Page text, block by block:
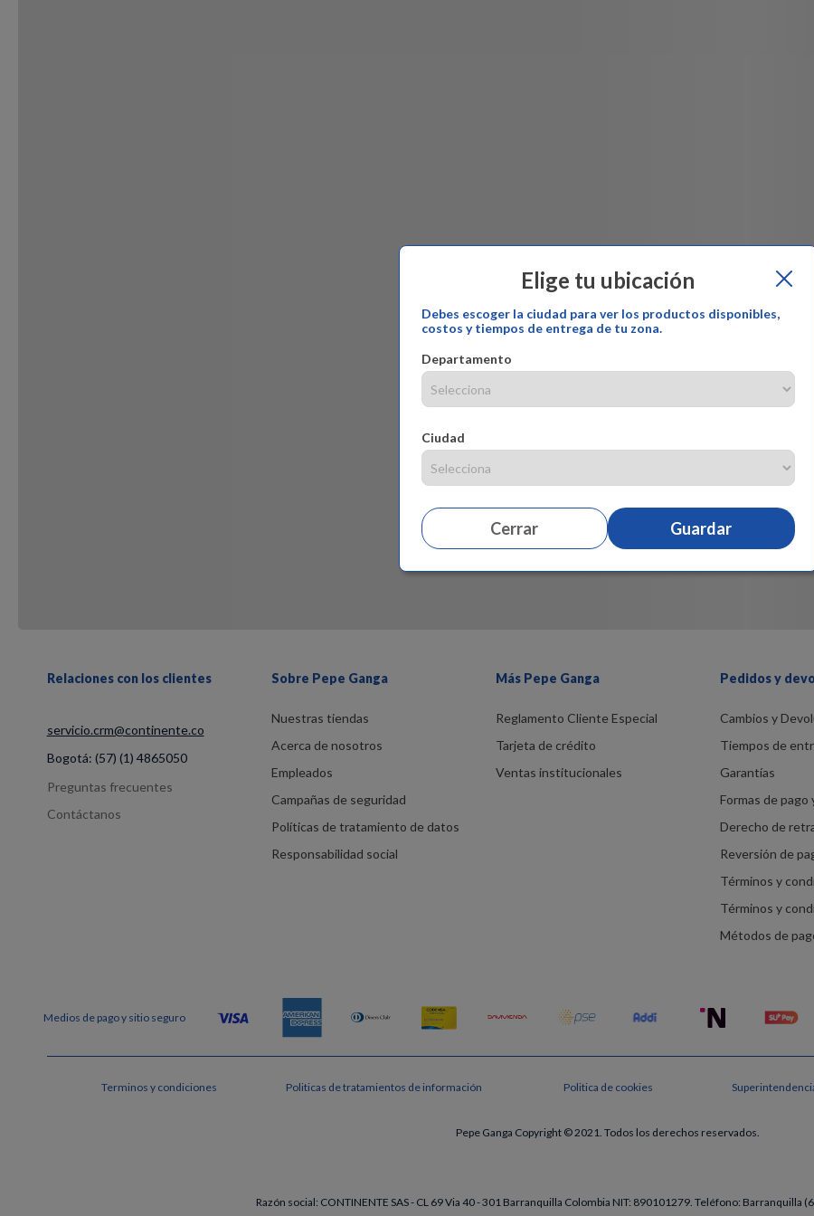
Elige tu ubicación
Debes escoger la ciudad para ver los productos disponibles,
costos y tiempos de entrega de tu zona.
Departamento
Ciudad
Cerrar Guardar
Relaciones con los clientes
servicio.crm@continente.co
Bogotá: (57) (1) 4865050
Preguntas frecuentes
Contáctanos
Sobre Pepe Ganga
Nuestras tiendas
Acerca de nosotros
Empleados
Campañas de seguridad
Políticas de tratamiento de datos
Responsabilidad social
Más Pepe Ganga
Reglamento Cliente Especial
Tarjeta de crédito
Ventas institucionales
Pedidos y
Cambios y
Tiempos de
Garantías
Formas de pago
Derecho de
Reversión de
Términos y
Términos y
Métodos de
Terminos y condiciones Politicas de tratamientos de información Politica de cookies
Pepe Ganga Copyright © 2021. Todos los derechos reservados.
Razón social: CONTINENTE SAS - CL 69 Via 40 - 301 Barranquilla Colombia NIT: 890101279. Teléfono: Barranquilla